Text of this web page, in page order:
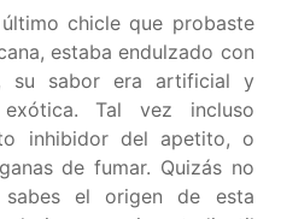
chicle que probaste
estaba endulzado con
su sabor era artificial y
Tal vez incluso
inhibidor del apetito, o
de fumar. Quizás no
el origen de esta